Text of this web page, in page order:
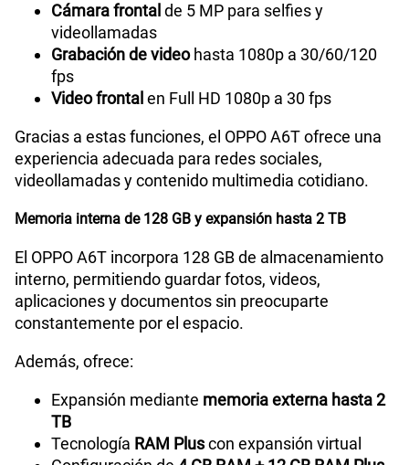
Cámara frontal de 5 MP para selfies y
videollamadas
Grabación de video hasta 1080p a 30/60/120
fps
Video frontal en Full HD 1080p a 30 fps
Gracias a estas funciones, el OPPO A6T ofrece una
experiencia adecuada para redes sociales,
videollamadas y contenido multimedia cotidiano.
Memoria interna de 128 GB y expansión hasta 2 TB
El OPPO A6T incorpora 128 GB de almacenamiento
interno, permitiendo guardar fotos, videos,
aplicaciones y documentos sin preocuparte
constantemente por el espacio.
Además, ofrece:
Expansión mediante memoria externa hasta 2
TB
Tecnología RAM Pluscon expansión virtual